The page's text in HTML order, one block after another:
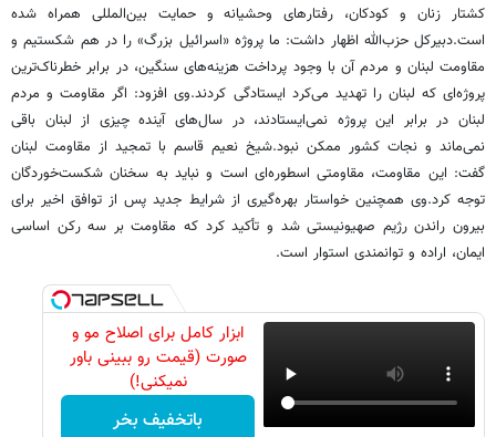
کشتار زنان و کودکان، رفتارهای وحشیانه و حمایت بین‌المللی همراه شده
است.دبیرکل حزب‌الله اظهار داشت: ما پروژه «اسرائیل بزرگ» را در هم شکستیم و
مقاومت لبنان و مردم آن با وجود پرداخت هزینه‌های سنگین، در برابر خطرناک‌ترین
پروژه‌ای که لبنان را تهدید می‌کرد ایستادگی کردند.وی افزود: اگر مقاومت و مردم
لبنان در برابر این پروژه نمی‌ایستادند، در سال‌های آینده چیزی از لبنان باقی
نمی‌ماند و نجات کشور ممکن نبود.شیخ نعیم قاسم با تمجید از مقاومت لبنان
گفت: این مقاومت، مقاومتی اسطوره‌ای است و نباید به سخنان شکست‌خوردگان
توجه کرد.وی همچنین خواستار بهره‌گیری از شرایط جدید پس از توافق اخیر برای
بیرون راندن رژیم صهیونیستی شد و تأکید کرد که مقاومت بر سه رکن اساسی
ایمان، اراده و توانمندی استوار است.
ابزار کامل برای اصلاح مو و
صورت (قیمت رو ببینی باور
نمیکنی!)
باتخفیف بخر